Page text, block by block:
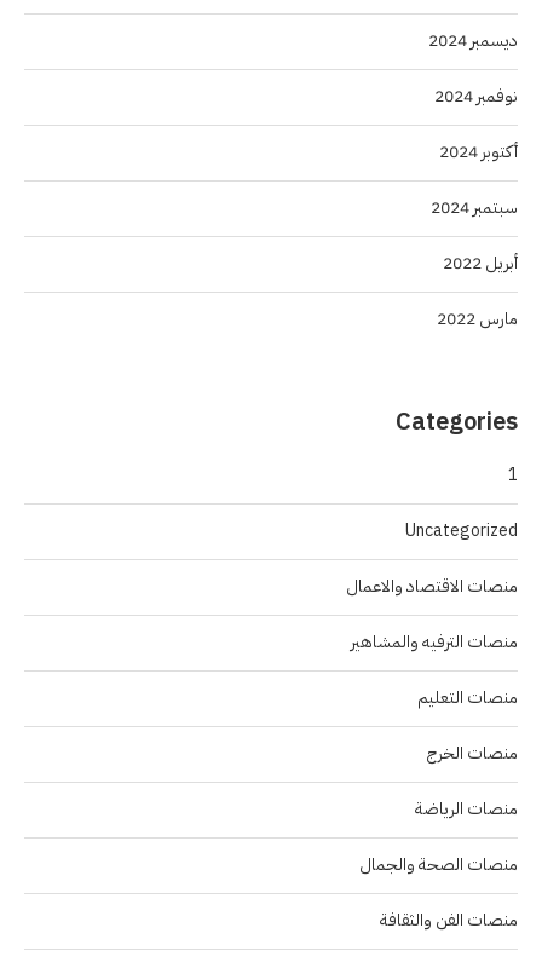
ديسمبر 2024
نوفمبر 2024
أكتوبر 2024
سبتمبر 2024
أبريل 2022
مارس 2022
Categories
1
Uncategorized
منصات الاقتصاد والاعمال
منصات الترفيه والمشاهير
منصات التعليم
منصات الخرج
منصات الرياضة
منصات الصحة والجمال
منصات الفن والثقافة